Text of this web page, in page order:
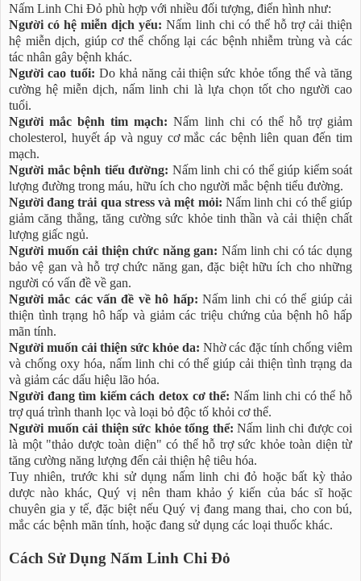
Nấm Linh Chi Đỏ phù hợp với nhiều đối tượng, điển hình như:
Người có hệ miễn dịch yếu: Nấm linh chi có thể hỗ trợ cải thiện
hệ miễn dịch, giúp cơ thể chống lại các bệnh nhiễm trùng và các
tác nhân gây bệnh khác.
Người cao tuổi: Do khả năng cải thiện sức khỏe tổng thể và tăng
cường hệ miễn dịch, nấm linh chi là lựa chọn tốt cho người cao
tuổi.
Người mắc bệnh tim mạch: Nấm linh chi có thể hỗ trợ giảm
cholesterol, huyết áp và nguy cơ mắc các bệnh liên quan đến tim
mạch.
Người mắc bệnh tiểu đường: Nấm linh chi có thể giúp kiểm soát
lượng đường trong máu, hữu ích cho người mắc bệnh tiểu đường.
Người đang trải qua stress và mệt mỏi: Nấm linh chi có thể giúp
giảm căng thẳng, tăng cường sức khỏe tinh thần và cải thiện chất
lượng giấc ngủ.
Người muốn cải thiện chức năng gan: Nấm linh chi có tác dụng
bảo vệ gan và hỗ trợ chức năng gan, đặc biệt hữu ích cho những
người có vấn đề về gan.
Người mắc các vấn đề về hô hấp: Nấm linh chi có thể giúp cải
thiện tình trạng hô hấp và giảm các triệu chứng của bệnh hô hấp
mãn tính.
Người muốn cải thiện sức khỏe da: Nhờ các đặc tính chống viêm
và chống oxy hóa, nấm linh chi có thể giúp cải thiện tình trạng da
và giảm các dấu hiệu lão hóa.
Người đang tìm kiếm cách detox cơ thể: Nấm linh chi có thể hỗ
trợ quá trình thanh lọc và loại bỏ độc tố khỏi cơ thể.
Người muốn cải thiện sức khỏe tổng thể: Nấm linh chi được coi
là một "thảo dược toàn diện" có thể hỗ trợ sức khỏe toàn diện từ
tăng cường năng lượng đến cải thiện hệ tiêu hóa.
Tuy nhiên, trước khi sử dụng nấm linh chi đỏ hoặc bất kỳ thảo
dược nào khác, Quý vị nên tham khảo ý kiến của bác sĩ hoặc
chuyên gia y tế, đặc biệt nếu Quý vị đang mang thai, cho con bú,
mắc các bệnh mãn tính, hoặc đang sử dụng các loại thuốc khác.
Cách Sử Dụng Nấm Linh Chi Đỏ